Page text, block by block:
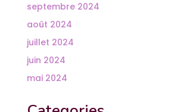
septembre 2024
août 2024
juillet 2024
juin 2024
mai 2024